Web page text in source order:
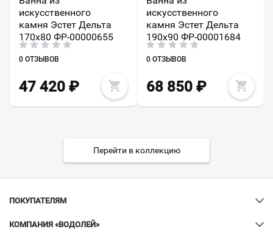
искусственного
камня Эстет Дельта
170х80 ФР-00000655
0 ОТЗЫВОВ
47 420 ₽
искусственного
камня Эстет Дельта
190х90 ФР-00001684
0 ОТЗЫВОВ
68 850₽
Перейти в коллекцию
ПОКУПАТЕЛЯМ
КОМПАНИЯ «ВОДОЛЕЙ»